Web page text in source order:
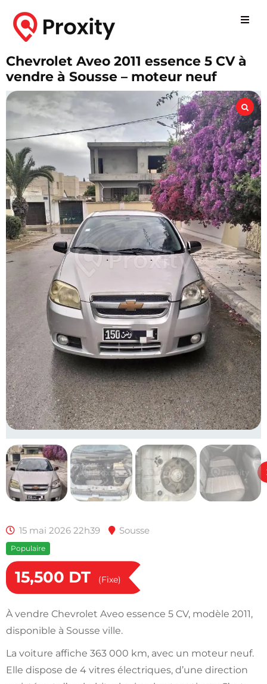
Chevrolet Aveo 2011 essence 5 CV à
vendre à Sousse – moteur neuf
15 mai 2026 22h39 Sousse
Populaire
15,500 DT (Fixe)
À vendre Chevrolet Aveo essence 5 CV, modèle 2011,
disponible à Sousse ville.
La voiture affiche 363 000 km, avec un moteur neuf.
Elle dispose de 4 vitres électriques, d’une direction